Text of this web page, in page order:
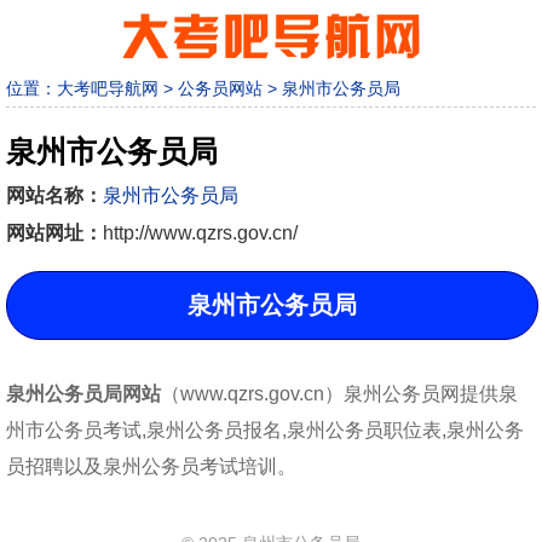
位置： 大考吧导航网 > 公务员网站 > 泉州市公务员局
泉州市公务员局
网站名称： 泉州市公务员局
网站网址： http://www.qzrs.gov.cn/
泉州市公务员局
泉州公务员局网站（www.qzrs.gov.cn）泉州公务员网提供泉
州市公务员考试,泉州公务员报名,泉州公务员职位表,泉州公务
员招聘以及泉州公务员考试培训。